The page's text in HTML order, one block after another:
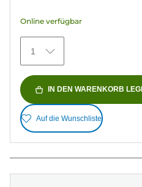
79
Bewertungen
Online verfügbar
1
IN DEN WARENKORB
Auf die Wunschliste